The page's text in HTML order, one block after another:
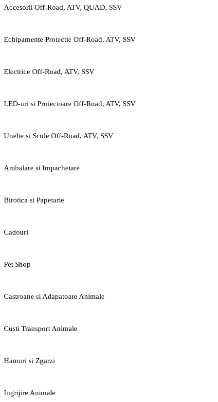
Accesorii Off-Road, ATV, QUAD, SSV
Echipamente Protectie Off-Road, ATV, SSV
Electrice Off-Road, ATV, SSV
LED-uri si Proiectoare Off-Road, ATV, SSV
Unelte si Scule Off-Road, ATV, SSV
Ambalare si Impachetare
Birotica si Papetarie
Cadouri
Pet Shop
Castroane si Adapatoare Animale
Custi Transport Animale
Hamuri si Zgarzi
Ingrijire Animale